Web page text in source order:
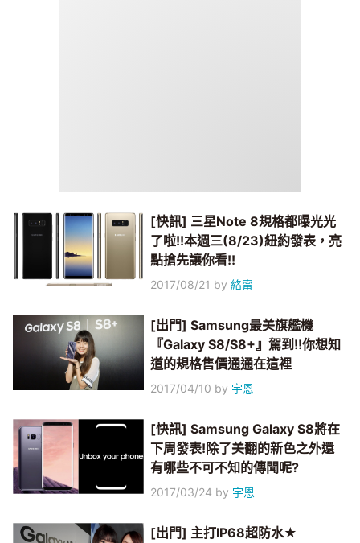
[快訊] 三星Note 8規格都曝光光
了啦!!本週三(8/23)紐約發表，亮
點搶先讓你看!!
2017/08/21 by絡甯
[出門] Samsung最美旗艦機
『Galaxy S8/S8+』駕到!!你想知
道的規格售價通通在這裡
2017/04/10 by 宇恩
[快訊] Samsung Galaxy S8將在
下周發表!除了美翻的新色之外還
有哪些不可不知的傳聞呢?
2017/03/24 by 宇恩
[出門] 主打IP68超防水★